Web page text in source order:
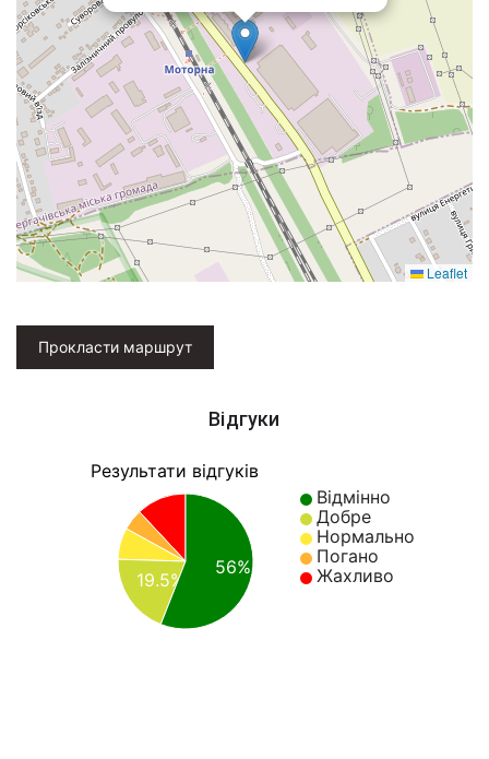
Leaflet
Прокласти маршрут
Відгуки
Результати відгуків
Відмінно
Добре
Нормально
Погано
Жахливо
19.5%
56%